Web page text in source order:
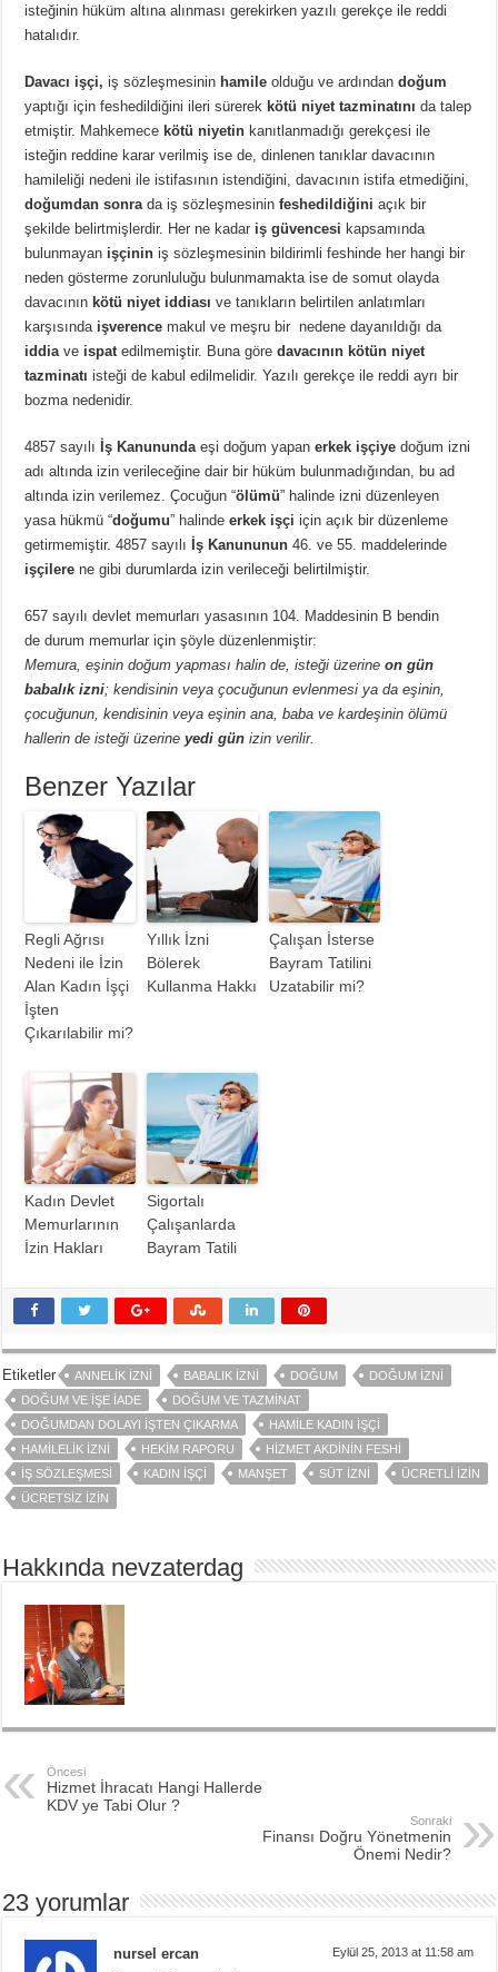
isteğinin hüküm altına alınması gerekirken yazılı gerekçe ile reddi
hatalıdır.
Davacı işçi, iş sözleşmesinin hamile olduğu ve ardındandoğum
yaptığı için feshedildiğini ileri sürerek kötü niyet tazminatını da talep
etmiştir. Mahkemece kötü niyetin kanıtlanmadığı gerekçesi ile
isteğin reddine karar verilmiş ise de, dinlenen tanıklar davacının
hamileliği nedeni ile istifasının istendiğini, davacının istifa etmediğini,
doğumdan sonrada iş sözleşmesininfeshedildiğini açık bir
şekilde belirtmişlerdir. Her ne kadar iş güvencesi kapsamında
bulunmayan işçinin iş sözleşmesinin bildirimli feshinde her hangi bir
neden gösterme zorunluluğu bulunmamakta ise de somut olayda
davacının kötü niyet iddiası ve tanıkların belirtilen anlatımları
karşısında işverence makul ve meşru bir nedene dayanıldığı da
iddiave ispatedilmemiştir. Buna göredavacının kötün niyet
tazminatı isteği de kabul edilmelidir. Yazılı gerekçe ile reddi ayrı bir
bozma nedenidir.
4857 sayılı İş Kanunundaeşi doğum yapanerkek işçiye doğum izni
adı altında izin verileceğine dair bir hüküm bulunmadığından, bu ad
altında izin verilemez. Çocuğun “ölümü” halinde izni düzenleyen
yasa hükmü “doğumu” halindeerkek işçi için açık bir düzenleme
getirmemiştir. 4857 sayılı İş Kanununun 46. ve 55. maddelerinde
işçilere ne gibi durumlarda izin verileceği belirtilmiştir.
657 sayılı devlet memurları yasasının 104. Maddesinin B bendin
de durum memurlar için şöyle düzenlenmiştir:
Memura, eşinin doğum yapması halin de, isteği üzerineon gün
babalık izni; kendisinin veya çocuğunun evlenmesi ya da eşinin,
çocuğunun, kendisinin veya eşinin ana, baba ve kardeşinin ölümü
hallerin de isteği üzerineyedi gün izin verilir.
Benzer Yazılar
Regli Ağrısı
Nedeni ile İzin
Alan Kadın İşçi
İşten
Çıkarılabilir mi?
Yıllık İzni
Bölerek
Kullanma Hakkı
Çalışan İsterse
Bayram Tatilini
Uzatabilir mi?
Kadın Devlet
Memurlarının
İzin Hakları
Sigortalı
Çalışanlarda
Bayram Tatili
Etiketler ANNELIK İZNI BABALIK İZNI DOĞUM
DOĞUM İZNI
DOĞUM VE İŞE İADE
DOĞUM VE TAZMINAT
DOĞUMDAN DOLAYI İŞTEN ÇIKARMA
HAMILE KADIN İŞÇI
HAMILELIK İZNI
HEKIM RAPORU
HIZMET AKDININ FESHI
İŞ SÖZLEŞMESI
KADIN İŞÇI MANŞET SÜT İZNI
ÜCRETLI IZIN
ÜCRETSIZ IZIN
Hakkında nevzaterdag
Öncesi
Hizmet İhracatı Hangi Hallerde
KDV ye Tabi Olur ?
Sonraki
Finansı Doğru Yönetmenin
Önemi Nedir?
23 yorumlar
nursel ercan Eylül 25, 2013 at 11:58 am